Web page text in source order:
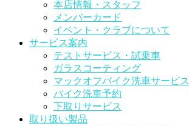
本店情報・スタッフ
メンバーカード
イベント・クラブについて
サービス案内
テストサービス・試乗車
ガラスコーティング
マックオフバイク洗車サービス
バイク洗車予約
下取りサービス
取り扱い製品